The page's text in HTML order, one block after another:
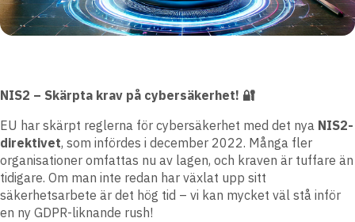
NIS2 – Skärpta krav på cybersäkerhet! 🔐
EU har skärpt reglerna för cybersäkerhet med det nya NIS2-
direktivet, som infördes i december 2022. Många fler
organisationer omfattas nu av lagen, och kraven är tuffare än
tidigare. Om man inte redan har växlat upp sitt
säkerhetsarbete är det hög tid – vi kan mycket väl stå inför
en ny GDPR-liknande rush!